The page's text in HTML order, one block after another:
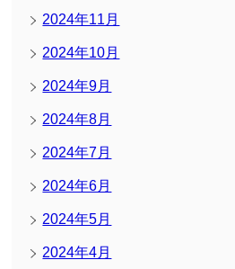
2024年11月
2024年10月
2024年9月
2024年8月
2024年7月
2024年6月
2024年5月
2024年4月